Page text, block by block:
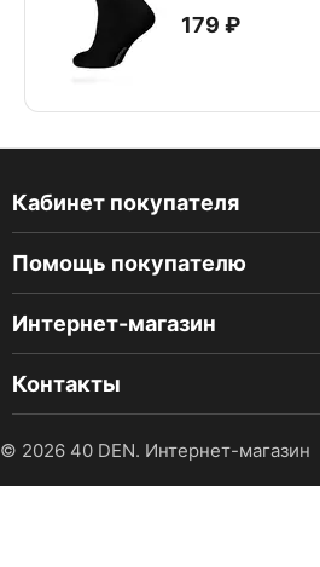
‍179‍ ₽
Кабинет покупателя
Помощь покупателю
Интернет-магазин
Контакты
© 2026 40 DEN. Интернет-магазин